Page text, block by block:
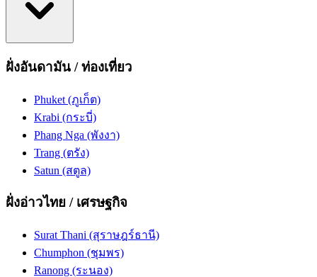
ฝั่งอันดามัน / ท่องเที่ยว
Phuket (ภูเก็ต)
Krabi (กระบี่)
Phang Nga (พังงา)
Trang (ตรัง)
Satun (สตูล)
ฝั่งอ่าวไทย / เศรษฐกิจ
Surat Thani (สุราษฎร์ธานี)
Chumphon (ชุมพร)
Ranong (ระนอง)